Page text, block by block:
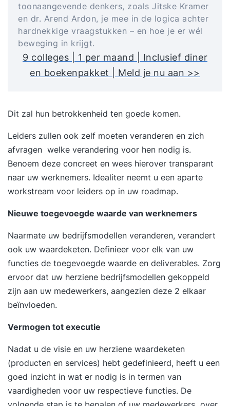
toonaangevende denkers, zoals Jitske Kramer
en dr. Arend Ardon, je mee in de logica achter
hardnekkige vraagstukken – en hoe je er wél
beweging in krijgt.
9 colleges | 1 per maand | Inclusief diner
en boekenpakket | Meld je nu aan >>
Dit zal hun betrokkenheid ten goede komen.
Leiders zullen ook zelf moeten veranderen en zich
afvragen welke verandering voor hen nodig is.
Benoem deze concreet en wees hierover transparant
naar uw werknemers. Idealiter neemt u een aparte
workstream voor leiders op in uw roadmap.
Nieuwe toegevoegde waarde van werknemers
Naarmate uw bedrijfsmodellen veranderen, verandert
ook uw waardeketen. Definieer voor elk van uw
functies de toegevoegde waarde en deliverables. Zorg
ervoor dat uw herziene bedrijfsmodellen gekoppeld
zijn aan uw medewerkers, aangezien deze 2 elkaar
beïnvloeden.
Vermogen tot executie
Nadat u de visie en uw herziene waardeketen
(producten en services) hebt gedefinieerd, heeft u een
goed inzicht in wat er nodig is in termen van
vaardigheden voor uw respectieve functies. De